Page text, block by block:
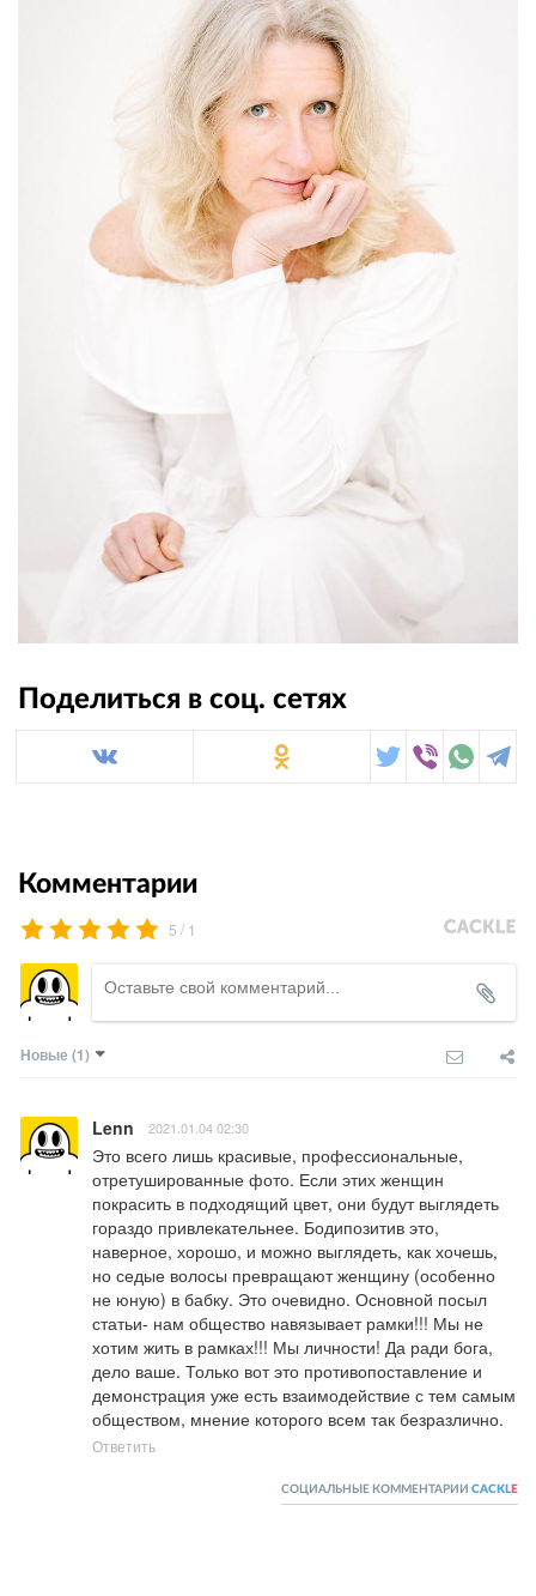
Поделиться в соц. сетях
Комментарии
5 / 1
Новые (1)
Lenn 2021.01.04 02:30
Это всего лишь красивые, профессиональные,
отретушированные фото. Если этих женщин
покрасить в подходящий цвет, они будут выглядеть
гораздо привлекательнее. Бодипозитив это,
наверное, хорошо, и можно выглядеть, как хочешь,
но седые волосы превращают женщину (особенно
не юную) в бабку. Это очевидно. Основной посыл
статьи- нам общество навязывает рамки!!! Мы не
хотим жить в рамках!!! Мы личности! Да ради бога,
дело ваше. Только вот это противопоставление и
демонстрация уже есть взаимодействие с тем самым
обществом, мнение которого всем так безразлично.
Ответить
СОЦИАЛЬНЫЕ КОММЕНТАРИИ CACKL E